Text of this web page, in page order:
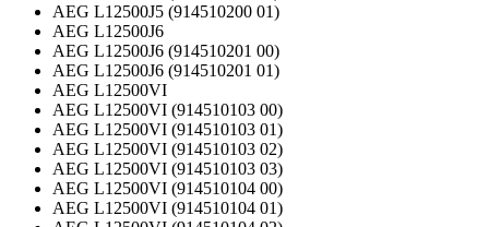
AEG L12500J5 (914510200 01)
AEG L12500J6
AEG L12500J6 (914510201 00)
AEG L12500J6 (914510201 01)
AEG L12500VI
AEG L12500VI (914510103 00)
AEG L12500VI (914510103 01)
AEG L12500VI (914510103 02)
AEG L12500VI (914510103 03)
AEG L12500VI (914510104 00)
AEG L12500VI (914510104 01)